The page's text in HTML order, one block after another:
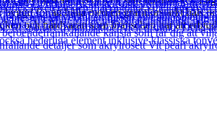
för att hålla med en grafitförstärkt hals
och hårdvaran som branschen har att